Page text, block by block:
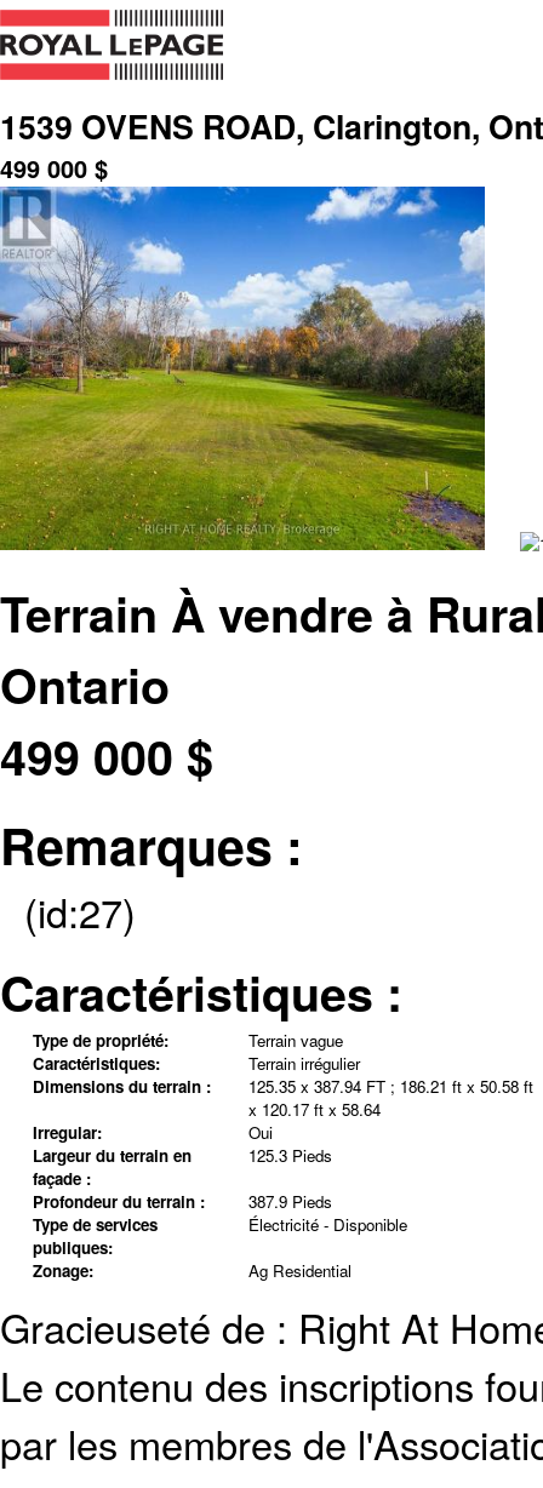
1539 OVENS ROAD, Clarington,
499 000 $
Terrain À vendre à
Ontario
499 000 $
Remarques :
(id:27)
Caractéristiques :
Type de propriété:
Terrain vague
Caractéristiques:
Terrain irrégulier
Dimensions du terrain :
125.35 x 387.94 FT ; 186.21 ft x 50.58 ft
x 120.17 ft x 58.64
Irregular:
Oui
Largeur du terrain en
façade :
125.3 Pieds
Profondeur du terrain :
387.9 Pieds
Type de services
publiques:
Électricité - Disponible
Zonage:
Ag Residential
Gracieuseté de : Right At
Le contenu des inscriptions
par les membres de